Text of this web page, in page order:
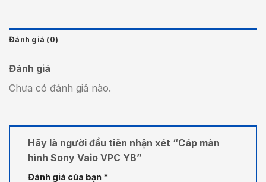
Đánh giá (0)
Đánh giá
Chưa có đánh giá nào.
Hãy là người đầu tiên nhận xét “Cáp màn
hình Sony Vaio VPC YB”
Đánh giá của bạn *